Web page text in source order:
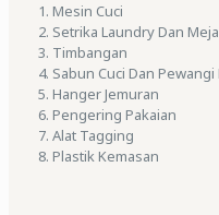
Mesin Cuci
Setrika Laundry Dan
Timbangan
Sabun Cuci Dan Pewangi
Hanger Jemuran
Pengering Pakaian
Alat Tagging
Plastik Kemasan